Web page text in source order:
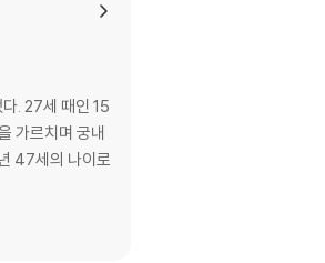
. 27세 때인 15
가르치며 궁내
47세의 나이로